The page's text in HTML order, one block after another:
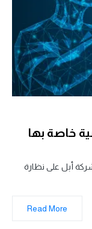
خاصة بها
أبل على نظارة
Read More